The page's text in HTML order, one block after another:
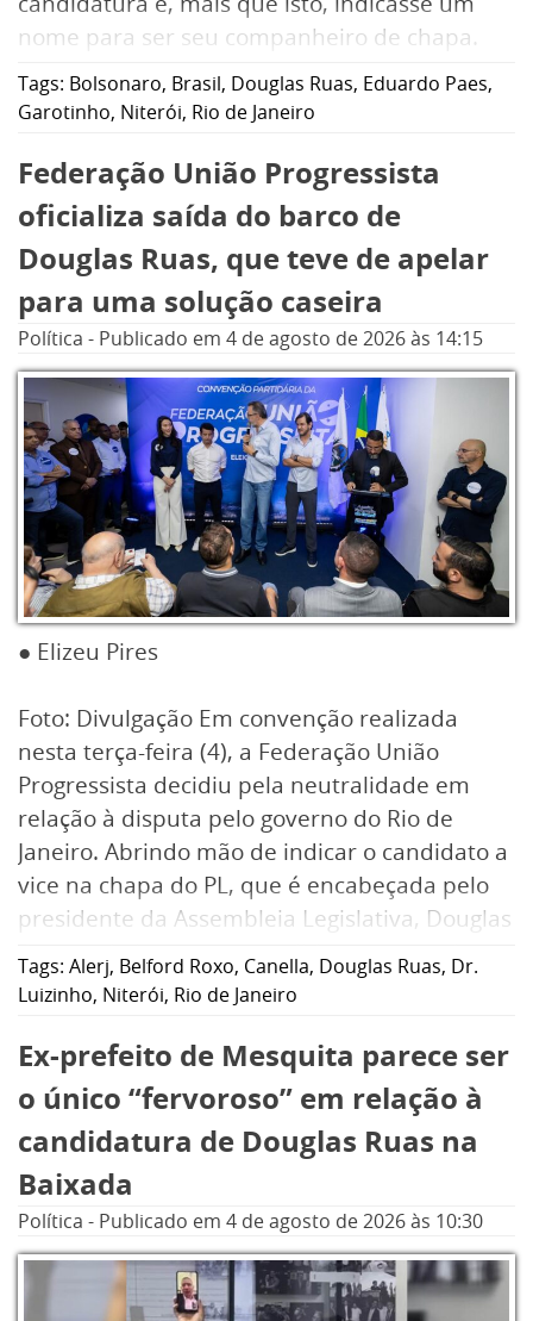
nome para ser seu companheiro de chapa.
Ontem (4), veio a confirmação daquilo que
muitos já sabiam, a opção pela neutralidade.
Tags: Bolsonaro, Brasil, Douglas Ruas, Eduardo Paes,
Garotinho, Niterói, Rio de Janeiro
Federação União Progressista
oficializa saída do barco de
Douglas Ruas, que teve de apelar
para uma solução caseira
Política - Publicado em 4 de agosto de 2026às 14:15
● Elizeu Pires
Foto: Divulgação Em convenção realizada
nesta terça-feira (4), a Federação União
Progressista decidiu pela neutralidade em
relação à disputa pelo governo do Rio de
Janeiro. Abrindo mão de indicar o candidato a
vice na chapa do PL, que é encabeçada pelo
presidente da Assembleia Legislativa, Douglas
Ruas, e de lançar um candidato ao senado.
Tags: Alerj, Belford Roxo, Canella, Douglas Ruas, Dr.
Luizinho, Niterói, Rio de Janeiro
Ex-prefeito de Mesquita parece ser
o único “fervoroso” em relação à
candidatura de Douglas Ruas na
Baixada
Política - Publicado em 4 de agosto de 2026às 10:30